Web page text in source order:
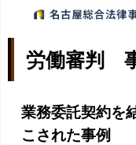
労働審判
業務委託契約を
こされた事例